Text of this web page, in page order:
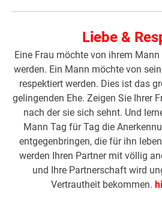
Liebe &
Eine Frau möchte von ihrem
werden. Ein Mann möchte von
respektiert werden. Dies ist das
gelingenden Ehe. Zeigen Sie Ihrer
nach der sie sich sehnt. Und
Mann Tag für Tag die
entgegenbringen, die für ihn
werden Ihren Partner mit völlig
und Ihre Partnerschaft wird
Vertrautheit bekommen.